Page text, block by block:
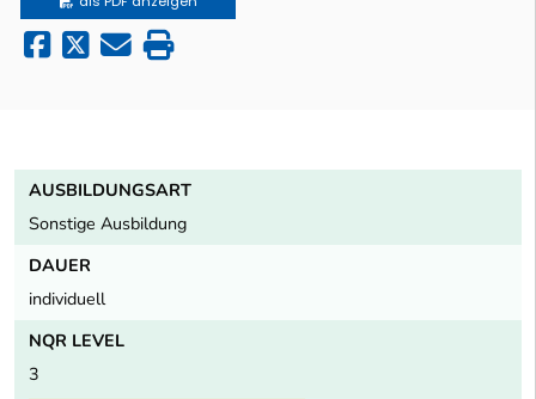
AUSBILDUNGSART
Sonstige Ausbildung
DAUER
individuell
NQR LEVEL
3